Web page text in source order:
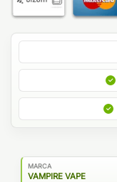
MARCA
VAMPIRE VAPE